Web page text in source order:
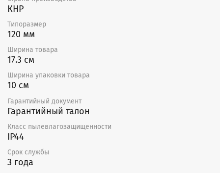
КНР
Типоразмер
120 мм
Ширина товара
17.3 см
Ширина упаковки товара
10 см
Гарантийный документ
Гарантийный талон
Класс пылевлагозащищенности
IP44
Срок службы
3 года